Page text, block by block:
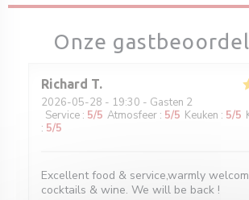
Onze
Richard T
2026-05-28 - 19:30 - Gasten 2
Service : 5/5 Atmosfeer : 5/5 Keuken : 5/5
: 5/5
Excellent food & service,warmly
cocktails & wine. We will be back !